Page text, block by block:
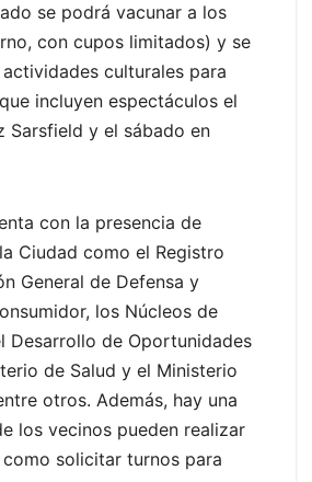
se podrá vacunar a los
con cupos limitados) y se
culturales para
incluyen espectáculos el
Sarsfield y el sábado en
con la presencia de
Ciudad como el Registro
General de Defensa y
los Núcleos de
Desarrollo de Oportunidades
de Salud y el Ministerio
otros. Además, hay una
los vecinos pueden realizar
solicitar turnos para